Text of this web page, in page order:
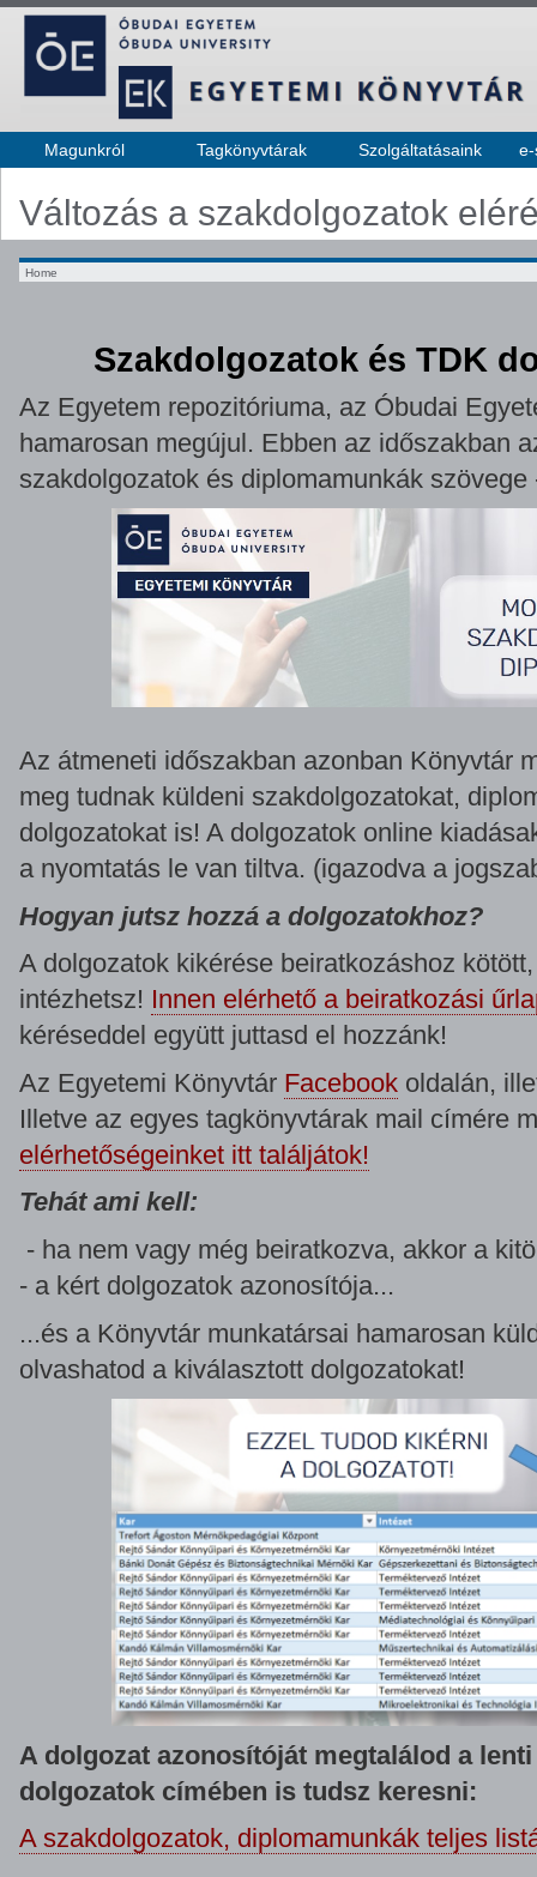
Magunkról Tagkönyvtárak Szolgáltatásaink
Változás a szakdolgozatok
Home
Szakdolgozatok és TDK
Az Egyetem repozitóriuma, az Óbudai
hamarosan megújul. Ebben az időszakban
szakdolgozatok és diplomamunkák
Az átmeneti időszakban azonban Könyvtár
meg tudnak küldeni szakdolgozatokat,
dolgozatokat is! A dolgozatok online
a nyomtatás le van tiltva. (igazodva a
Hogyan jutsz hozzá a dolgozatokhoz?
A dolgozatok kikérése beiratkozáshoz
intézhetsz! Innen elérhető a beiratkozási
kéréseddel együtt juttasd el hozzánk!
Az Egyetemi Könyvtár Facebook oldalán,
Illetve az egyes tagkönyvtárak mail címére
elérhetőségeinket itt találjátok!
Tehát ami kell:
- ha nem vagy még beiratkozva, akkor a
- a kért dolgozatok azonosítója...
...és a Könyvtár munkatársai hamarosan
olvashatod a kiválasztott dolgozatokat!
A dolgozat azonosítóját megtalálod a
dolgozatok címében is tudsz keresni:
A szakdolgozatok, diplomamunkák teljes